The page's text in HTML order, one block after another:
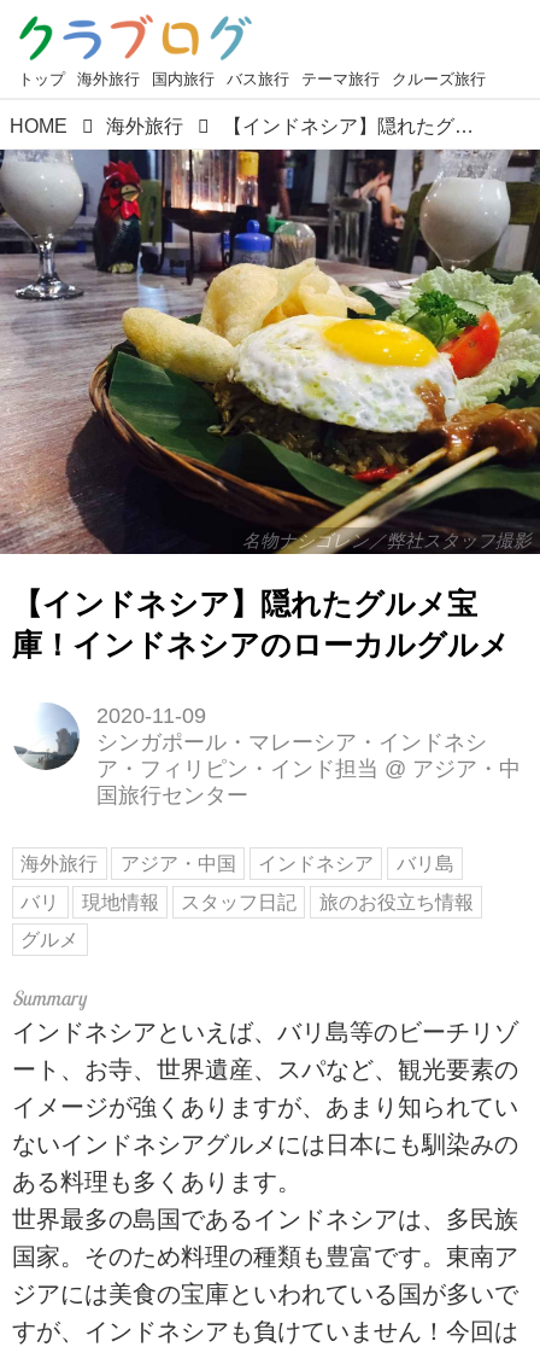
トップ 海外旅行 国内旅行 バス旅行 テーマ旅行 クルーズ旅行
HOME 海外旅行 【インドネシア】隠れたグルメ宝庫！インドネシアのローカルグルメ
名物ナシゴレン／弊社スタッフ撮影
【インドネシア】隠れたグルメ宝
庫！インドネシアのローカルグルメ
2020-11-09
シンガポール・マレーシア・インドネシ
ア・フィリピン・インド担当 @ アジア・中
国旅行センター
海外旅行 アジア・中国 インドネシア
バリ島
バリ
現地情報 スタッフ日記
旅のお役立ち情報
グルメ
インドネシアといえば、バリ島等のビーチリゾ
ート、お寺、世界遺産、スパなど、観光要素の
イメージが強くありますが、あまり知られてい
ないインドネシアグルメには日本にも馴染みの
ある料理も多くあります。
世界最多の島国であるインドネシアは、多民族
国家。そのため料理の種類も豊富です。東南ア
ジアには美食の宝庫といわれている国が多いで
すが、インドネシアも負けていません！今回は